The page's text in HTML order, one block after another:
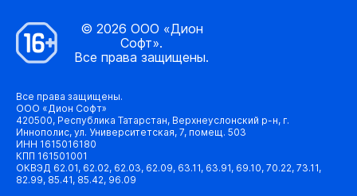
© 2026 ООО «Дион
Софт».
Все права защищены.
Все права защищены.
ООО «Дион Софт»
420500, Республика Татарстан, Верхнеуслонский р-н, г.
Иннополис, ул. Университетская, 7, помещ. 503
ИНН 1615016180
КПП 161501001
ОКВЭД 62.01, 62.02, 62.03, 62.09, 63.11, 63.91, 69.10, 70.22, 73.11,
82.99, 85.41, 85.42, 96.09